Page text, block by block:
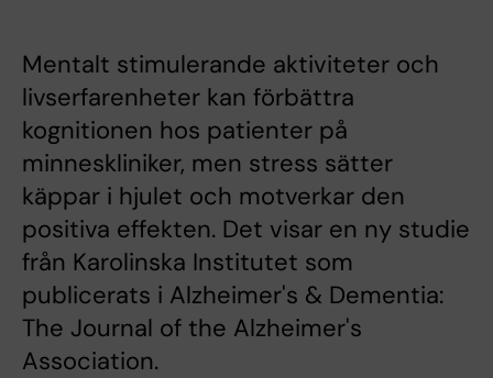
Mentalt stimulerande aktiviteter och
livserfarenheter kan förbättra
kognitionen hos patienter på
minneskliniker, men stress sätter
käppar i hjulet och motverkar den
positiva effekten. Det visar en ny studie
från Karolinska Institutet som
publicerats i Alzheimer's & Dementia:
The Journal of the Alzheimer's
Association.